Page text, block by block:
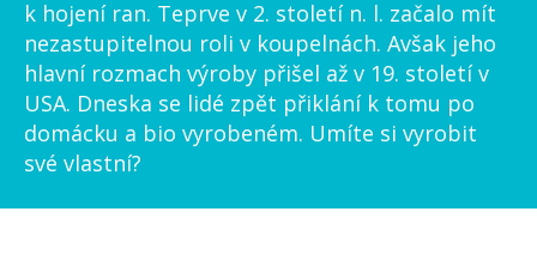
k hojení ran. Teprve v 2. století n. l. začalo mít
nezastupitelnou roli v koupelnách. Avšak jeho
hlavní rozmach výroby přišel až v 19. století v
USA. Dneska se lidé zpět přiklání k tomu po
domácku a bio vyrobeném. Umíte si vyrobit
své vlastní?